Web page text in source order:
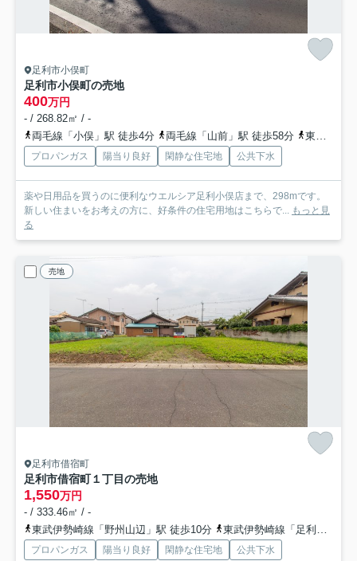
足利市小俣町
足利市小俣町の売地
400万円
- / 268.82㎡ / -
両毛線「小俣」駅 徒歩4分
両毛線「山前」駅 徒歩58分 東武桐生線「新桐生」駅 徒歩82分
プロパンガス 陽当り良好 閑静な住宅地 公共下水
薬や日用品を買うのに便利なウエルシア足利小俣店まで、298mです。
新しい住まいをお考えの方に、好条件の住宅用地はこちらで...
もっと見
る
売地
足利市借宿町
足利市借宿町１丁目の売地
1,550万円
- / 333.46㎡ / -
東武伊勢崎線「野州山辺」駅 徒歩10分
東武伊勢崎線「足利市」駅 徒歩24分
プロパンガス 陽当り良好 閑静な住宅地 公共下水